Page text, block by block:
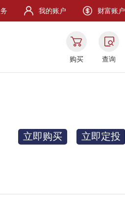
我的账户 财富账户
购买 查询
立即购买 立即定投